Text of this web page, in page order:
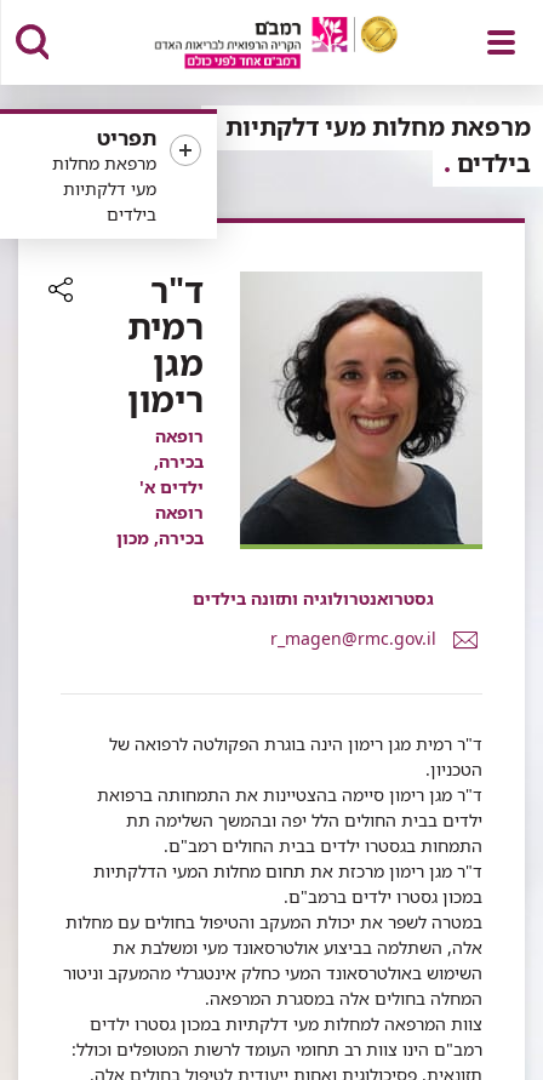
פתח
תפריט
תפריט
מרפאת מחלות
מעי דלקתיות
בילדים
מרפאת מחלות מעי דלקתיות
בילדים
ד"ר
רמית
מגן
רימון
רופאה
בכירה,
ילדים א'
רופאה
בכירה, מכון
גסטרואנטרולוגיה ותזונה בילדים
דואר
מגן
רימון
r_magen@rmc.gov.il
ד"ר רמית מגן רימון הינה בוגרת הפקולטה לרפואה של
הטכניון.
ד"ר מגן רימון סיימה בהצטיינות את התמחותה ברפואת
ילדים בבית החולים הלל יפה ובהמשך השלימה תת
התמחות בגסטרו ילדים בבית החולים רמב"ם.
ד"ר מגן רימון מרכזת את תחום מחלות המעי הדלקתיות
במכון גסטרו ילדים ברמב"ם.
במטרה לשפר את יכולת המעקב והטיפול בחולים עם מחלות
אלה, השתלמה בביצוע אולטרסאונד מעי ומשלבת את
השימוש באולטרסאונד המעי כחלק אינטגרלי מהמעקב וניטור
המחלה בחולים אלה במסגרת המרפאה.
צוות המרפאה למחלות מעי דלקתיות במכון גסטרו ילדים
רמב"ם הינו צוות רב תחומי העומד לרשות המטופלים וכולל:
תזונאית, פסיכולוגית ואחות ייעודית לטיפול בחולים אלה.